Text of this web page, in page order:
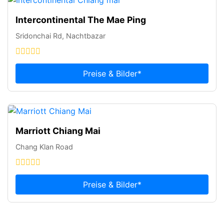
Intercontinental The Mae Ping
Sridonchai Rd, Nachtbazar
Preise & Bilder*
Marriott Chiang Mai
Chang Klan Road
Preise & Bilder*